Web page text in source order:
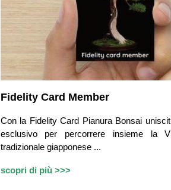
Fidelity Card Member
Con la Fidelity Card Pianura Bonsai
esclusivo per percorrere insieme la
tradizionale giapponese ...
scopri di più >>>